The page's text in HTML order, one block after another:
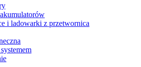
i ladowarki z przetwornica